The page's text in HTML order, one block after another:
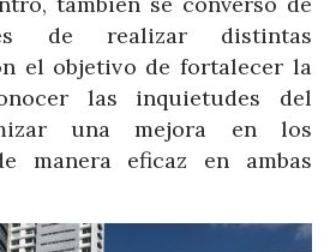
de realizar distintas
el objetivo de fortalecer la
las inquietudes del
una mejora en los
manera eficaz en ambas